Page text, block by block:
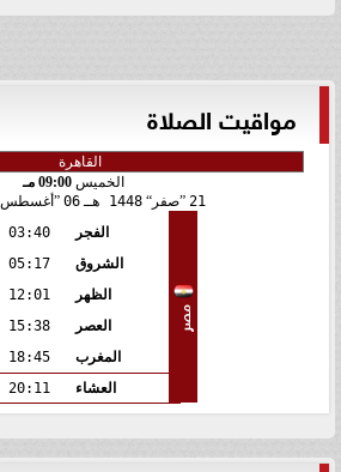
مواقيت الصلاة
الخميس09:00 مـ
21
صفر 1448 هـ 06 أغسطس
مصر
الفجر
03:40
الشروق
05:17
الظهر
12:01
العصر
15:38
المغرب
18:45
العشاء
20:11